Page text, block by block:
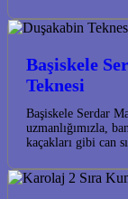
Başiskele
Teknesi
Başiskele Serdar
uzmanlığımızla,
kaçakları gibi can